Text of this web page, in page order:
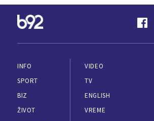
INFO
SPORT
BIZ
ŽIVOT
VIDEO
TV
ENGLISH
VREME